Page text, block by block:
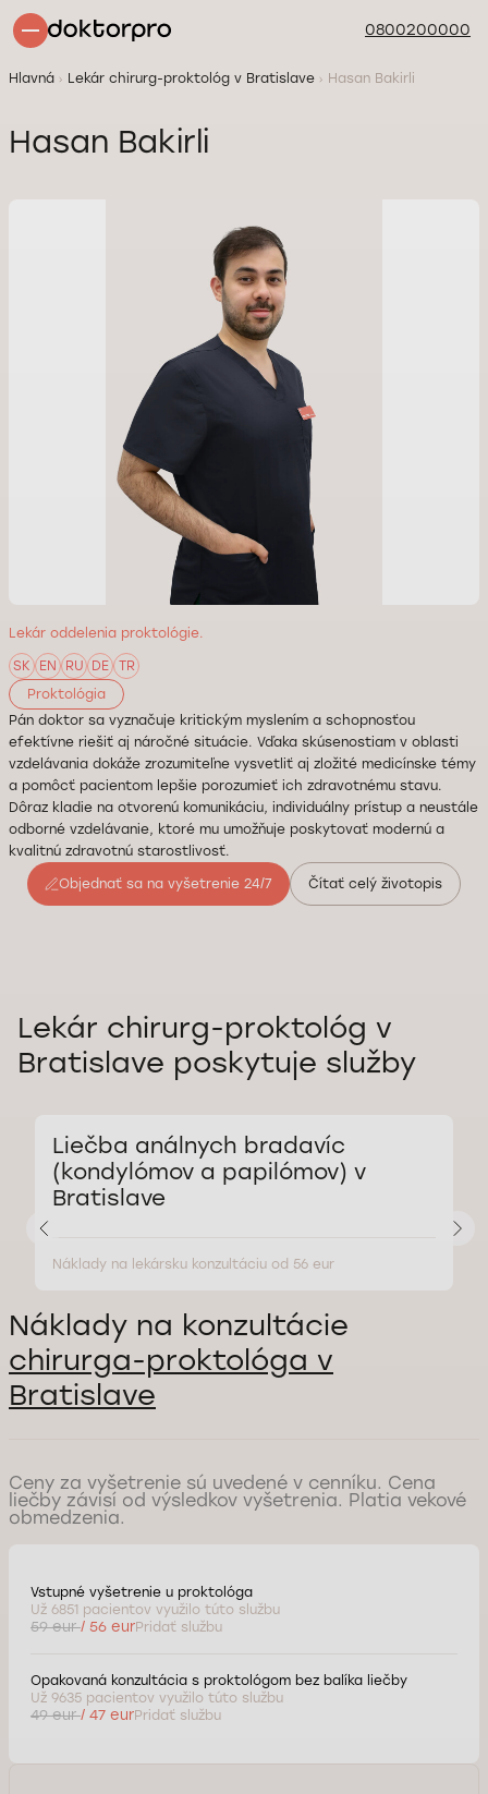
0800200000
Hlavná Lekár chirurg-proktológ v Bratislave Hasan Bakirli
Hasan Bakirli
Lekár oddelenia proktológie.
SK EN RU DE
TR
Proktológia
Pán doktor sa vyznačuje kritickým myslením a schopnosťou
efektívne riešiť aj náročné situácie. Vďaka skúsenostiam v oblasti
vzdelávania dokáže zrozumiteľne vysvetliť aj zložité medicínske témy
a pomôcť pacientom lepšie porozumieť ich zdravotnému stavu.
Dôraz kladie na otvorenú komunikáciu, individuálny prístup a neustále
odborné vzdelávanie, ktoré mu umožňuje poskytovať modernú a
kvalitnú zdravotnú starostlivosť.
Objednať sa na vyšetrenie 24/7 Čítať celý životopis
Lekár chirurg-proktológ v
Bratislave poskytuje služby
Liečba análnych bradavíc
(kondylómov a papilómov) v
Bratislave
Náklady na lekársku konzultáciu od 56 eur
Náklady na konzultácie
chirurga-proktológa v
Bratislave
Ceny za vyšetrenie sú uvedené v cenníku. Cena
liečby závisí od výsledkov vyšetrenia. Platia vekové
obmedzenia.
Vstupné vyšetrenie u proktológa
Už 6851 pacientov využilo túto službu
59 eur/ 56 eurPridať službu
Opakovaná konzultácia s proktológom bez balíka liečby
Už 9635 pacientov využilo túto službu
49 eur/ 47 eurPridať službu